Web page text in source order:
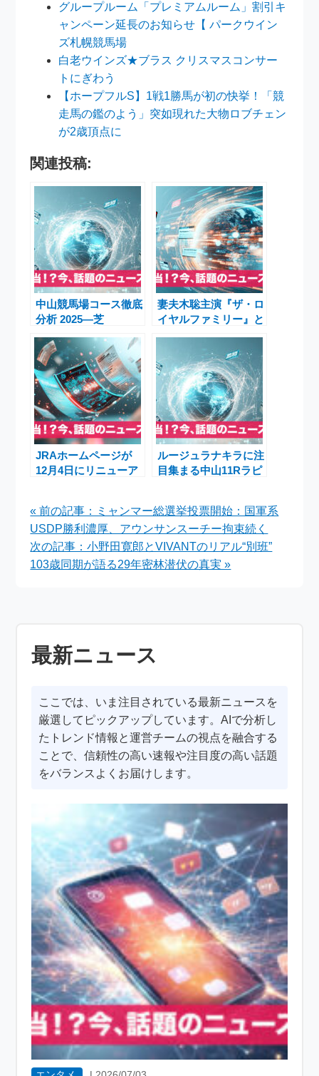
グループルーム「プレミアムルーム」割引キ
ャンペーン延長のお知らせ【 パークウイン
ズ札幌競馬場
白老ウインズ★ブラス クリスマスコンサー
トにぎわう
【ホープフルS】1戦1勝馬が初の快挙！「競
走馬の鑑のよう」突如現れた大物ロブチェン
が2歳頂点に
関連投稿:
中山競馬場コース徹底
分析 2025―芝
1800m・芝2200mの傾
向解説
妻夫木聡主演『ザ・ロ
イヤルファミリー』と
果で女性ファン拡大＆
有馬記念に期待
JRAホームページが
12月4日にリニューア
ウシンマカオが競走馬
登録を抹消
ルージュラナキラに注
目集まる中山11Rラピ
« 前の記事：ミャンマー総選挙投票開始：国軍系
USDP勝利濃厚、アウンサンスーチー拘束続く
次の記事：小野田寛郎とVIVANTのリアル“別班”
103歳同期が語る29年密林潜伏の真実 »
最新ニュース
ここでは、いま注目されている最新ニュースを
厳選してピックアップしています。AIで分析し
たトレンド情報と運営チームの視点を融合する
ことで、信頼性の高い速報や注目度の高い話題
をバランスよくお届けします。